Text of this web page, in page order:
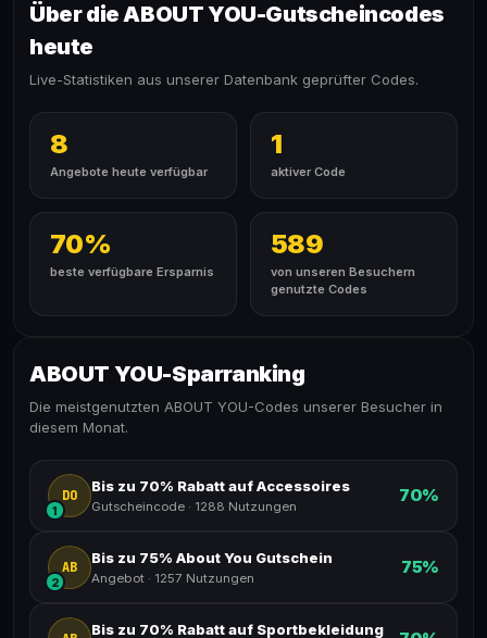
Über die ABOUT YOU-Gutscheincodes
heute
Live-Statistiken aus unserer Datenbank geprüfter Codes.
8
Angebote heute verfügbar
1
aktiver Code
70%
beste verfügbare Ersparnis
589
von unseren Besuchern
genutzte Codes
ABOUT YOU-Sparranking
Die meistgenutzten ABOUT YOU-Codes unserer Besucher in
diesem Monat.
DO
1
Bis zu 70% Rabatt auf Accessoires
Gutscheincode · 1288 Nutzungen
70%
AB
2
Bis zu 75% About You Gutschein
Angebot · 1257 Nutzungen
75%
Bis zu 70% Rabatt auf Sportbekleidung